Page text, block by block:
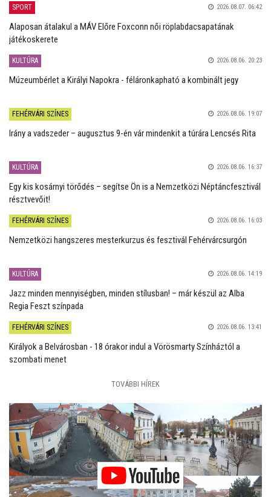
SPORT 2026.08.07. 06:42
Alaposan átalakul a MÁV Előre Foxconn női röplabdacsapatának
játékoskerete
KULTÚRA 2026.08.06. 20:23
Múzeumbérlet a Királyi Napokra - féláronkapható a kombinált jegy
FEHÉRVÁRI SZÍNES 2026.08.06. 19:07
Irány a vadszeder – augusztus 9-én vár mindenkit a túrára Lencsés Rita
KULTÚRA 2026.08.06. 16:37
Egy kis kosárnyi törődés – segítse Ön is a Nemzetközi Néptáncfesztivál
résztvevőit!
FEHÉRVÁRI SZÍNES 2026.08.06. 16:03
Nemzetközi hangszeres mesterkurzus és fesztivál Fehérvárcsurgón
KULTÚRA 2026.08.06. 14:19
Jazz minden mennyiségben, minden stílusban! – már készül az Alba
Regia Feszt színpada
FEHÉRVÁRI SZÍNES 2026.08.06. 13:41
Királyok a Belvárosban - 18 órakor indul a Vörösmarty Színháztól a
szombati menet
TOVÁBBI HÍREK